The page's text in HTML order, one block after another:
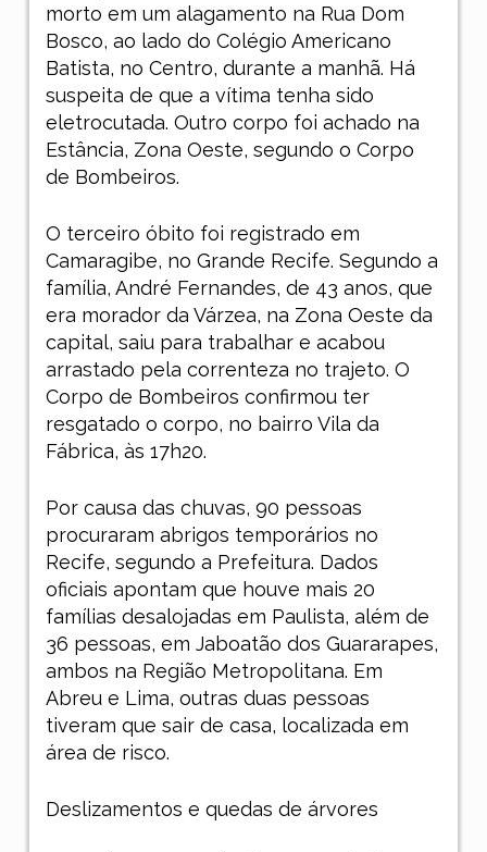
morto em um alagamento na Rua Dom
Bosco, ao lado do Colégio Americano
Batista, no Centro, durante a manhã. Há
suspeita de que a vítima tenha sido
eletrocutada. Outro corpo foi achado na
Estância, Zona Oeste, segundo o Corpo
de Bombeiros.
O terceiro óbito foi registrado em
Camaragibe, no Grande Recife. Segundo a
família, André Fernandes, de 43 anos, que
era morador da Várzea, na Zona Oeste da
capital, saiu para trabalhar e acabou
arrastado pela correnteza no trajeto. O
Corpo de Bombeiros confirmou ter
resgatado o corpo, no bairro Vila da
Fábrica, às 17h20.
Por causa das chuvas, 90 pessoas
procuraram abrigos temporários no
Recife, segundo a Prefeitura. Dados
oficiais apontam que houve mais 20
famílias desalojadas em Paulista, além de
36 pessoas, em Jaboatão dos Guararapes,
ambos na Região Metropolitana. Em
Abreu e Lima, outras duas pessoas
tiveram que sair de casa, localizada em
área de risco.
Deslizamentos e quedas de árvores